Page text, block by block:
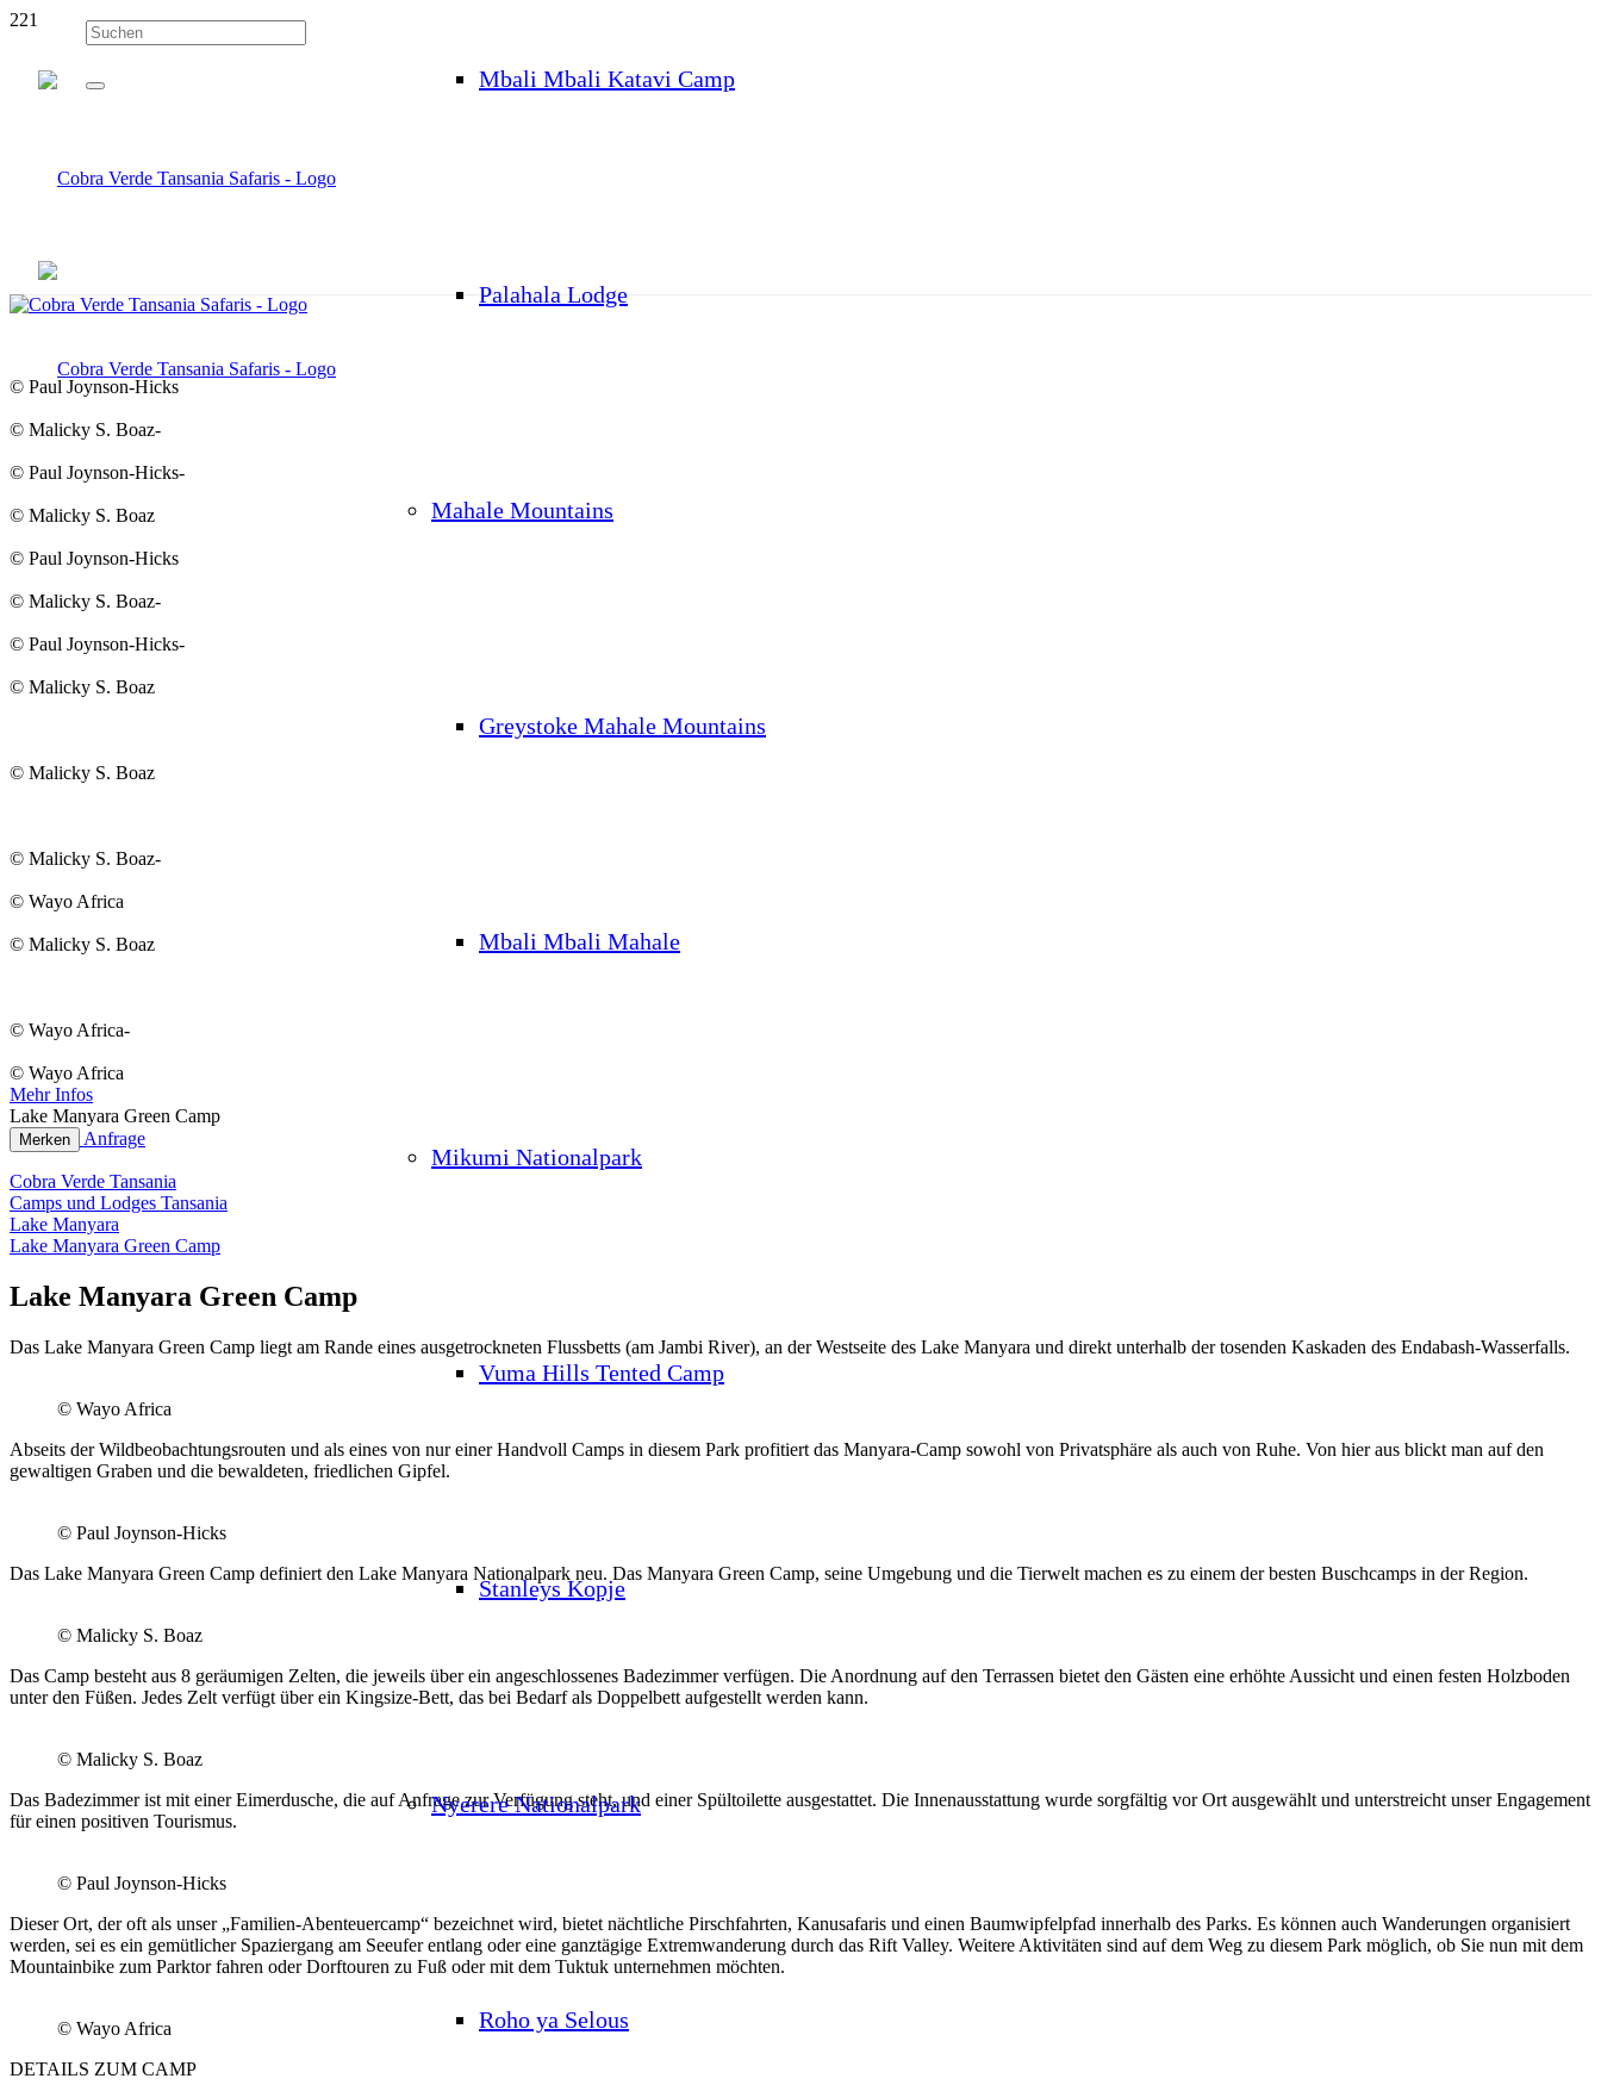
Mbali Mbali Katavi Camp
Palahala Lodge
Mahale Mountains
Greystoke Mahale Mountains
Mbali Mbali Mahale
Mikumi Nationalpark
Vuma Hills Tented Camp
Stanleys Kopje
Nyerere Nationalpark
Roho ya Selous
© Paul Joynson-Hicks
© Malicky S. Boaz-
© Paul Joynson-Hicks-
© Malicky S. Boaz
© Paul Joynson-Hicks
© Malicky S. Boaz-
© Paul Joynson-Hicks-
© Malicky S. Boaz
© Malicky S. Boaz
© Malicky S. Boaz-
© Wayo Africa
© Malicky S. Boaz
© Wayo Africa-
© Wayo Africa
Mehr Infos
Lake Manyara Green Camp
Merken Anfrage
Cobra Verde Tansania
Camps und Lodges Tansania
Lake Manyara
Lake Manyara Green Camp
Lake Manyara Green Camp
Das Lake Manyara Green Camp liegt am Rande eines ausgetrockneten Flussbetts (am Jambi River), an der Westseite des Lake Manyara und direkt unterhalb der tosenden Kaskaden des Endabash-Wasserfalls.
© Wayo Africa
Abseits der Wildbeobachtungsrouten und als eines von nur einer Handvoll Camps in diesem Park profitiert das Manyara-Camp sowohl von Privatsphäre als auch von Ruhe. Von hier aus blickt man auf den
gewaltigen Graben und die bewaldeten, friedlichen Gipfel.
© Paul Joynson-Hicks
Das Lake Manyara Green Camp definiert den Lake Manyara Nationalpark neu. Das Manyara Green Camp, seine Umgebung und die Tierwelt machen es zu einem der besten Buschcamps in der Region.
© Malicky S. Boaz
Das Camp besteht aus 8 geräumigen Zelten, die jeweils über ein angeschlossenes Badezimmer verfügen. Die Anordnung auf den Terrassen bietet den Gästen eine erhöhte Aussicht und einen festen Holzboden
unter den Füßen. Jedes Zelt verfügt über ein Kingsize-Bett, das bei Bedarf als Doppelbett aufgestellt werden kann.
© Malicky S. Boaz
Das Badezimmer ist mit einer Eimerdusche, die auf Anfrage zur Verfügung steht, und einer Spültoilette ausgestattet. Die Innenausstattung wurde sorgfältig vor Ort ausgewählt und unterstreicht unser Engagement
für einen positiven Tourismus.
© Paul Joynson-Hicks
Dieser Ort, der oft als unser „Familien-Abenteuercamp“ bezeichnet wird, bietet nächtliche Pirschfahrten, Kanusafaris und einen Baumwipfelpfad innerhalb des Parks. Es können auch Wanderungen organisiert
werden, sei es ein gemütlicher Spaziergang am Seeufer entlang oder eine ganztägige Extremwanderung durch das Rift Valley. Weitere Aktivitäten sind auf dem Weg zu diesem Park möglich, ob Sie nun mit dem
Mountainbike zum Parktor fahren oder Dorftouren zu Fuß oder mit dem Tuktuk unternehmen möchten.
© Wayo Africa
DETAILS ZUM CAMP